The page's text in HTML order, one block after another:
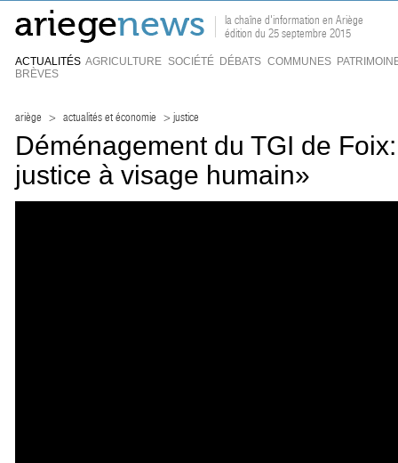
la chaîne d'information en Ariège
édition du 25 septembre 2015
ACTUALITÉS AGRICULTURE SOCIÉTÉ DÉBATS COMMUNES
BRÈVES
ariège > actualités et économie > justice
Déménagement du TGI de
justice à visage humain»